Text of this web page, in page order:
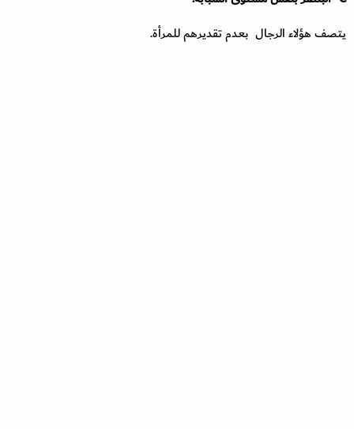
يتصف هؤلاء الرجال بعدم تقديرهم للمرأة.